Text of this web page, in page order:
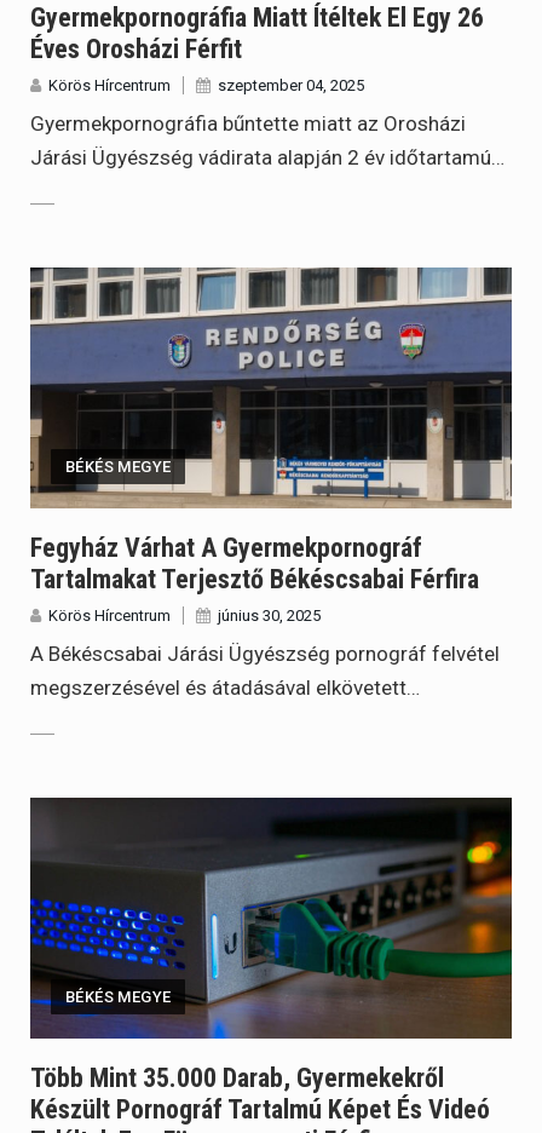
Gyermekpornográfia Miatt Ítéltek El Egy 26
Éves Orosházi Férfit
Körös Hírcentrum szeptember 04, 2025
Gyermekpornográfia bűntette miatt az Orosházi
Járási Ügyészség vádirata alapján 2 év időtartamú…
BÉKÉS MEGYE
Fegyház Várhat A Gyermekpornográf
Tartalmakat Terjesztő Békéscsabai Férfira
Körös Hírcentrum június 30, 2025
A Békéscsabai Járási Ügyészség pornográf felvétel
megszerzésével és átadásával elkövetett…
BÉKÉS MEGYE
Több Mint 35.000 Darab, Gyermekekről
Készült Pornográf Tartalmú Képet És Videó